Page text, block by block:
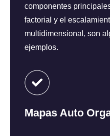
componentes
factorial y el
multidimensional, son
ejemplos.
Mapas Auto
las mismas fechas. En estos
construir modelos
funciones de transferencia.
predice o estima otra.